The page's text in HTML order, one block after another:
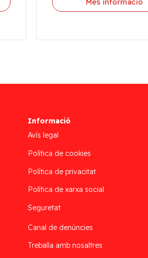
Informació
Avís legal
Política de cookies
Política de privacitat
Política de xarxa social
Seguretat
Canal de denúncies
Treballa amb nosaltres